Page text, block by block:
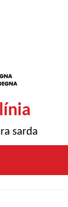
sarda